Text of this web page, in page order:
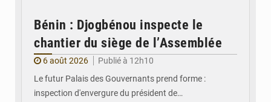
Bénin : Djogbénou inspecte le
chantier du siège de l’Assemblée
6 août 2026
Publié à 12h10
Le futur Palais des Gouvernants prend forme :
inspection d'envergure du président de…